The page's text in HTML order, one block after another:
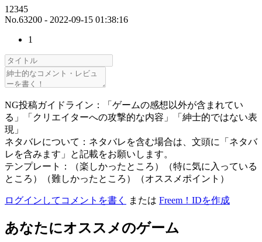
12345
No.63200 - 2022-09-15 01:38:16
1
NG投稿ガイドライン：「ゲームの感想以外が含まれてい
る」「クリエイターへの攻撃的な内容」「紳士的ではない表
現」
ネタバレについて：ネタバレを含む場合は、文頭に「ネタバ
レを含みます」と記載をお願いします。
テンプレート：（楽しかったところ）（特に気に入っている
ところ）（難しかったところ）（オススメポイント）
ログインしてコメントを書く または Freem！IDを作成
あなたにオススメのゲーム